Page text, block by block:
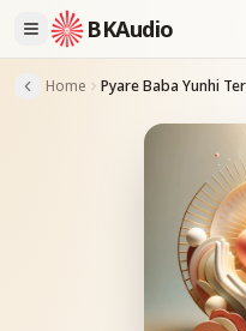
BKAudio
Home Pyare Baba Yunhi